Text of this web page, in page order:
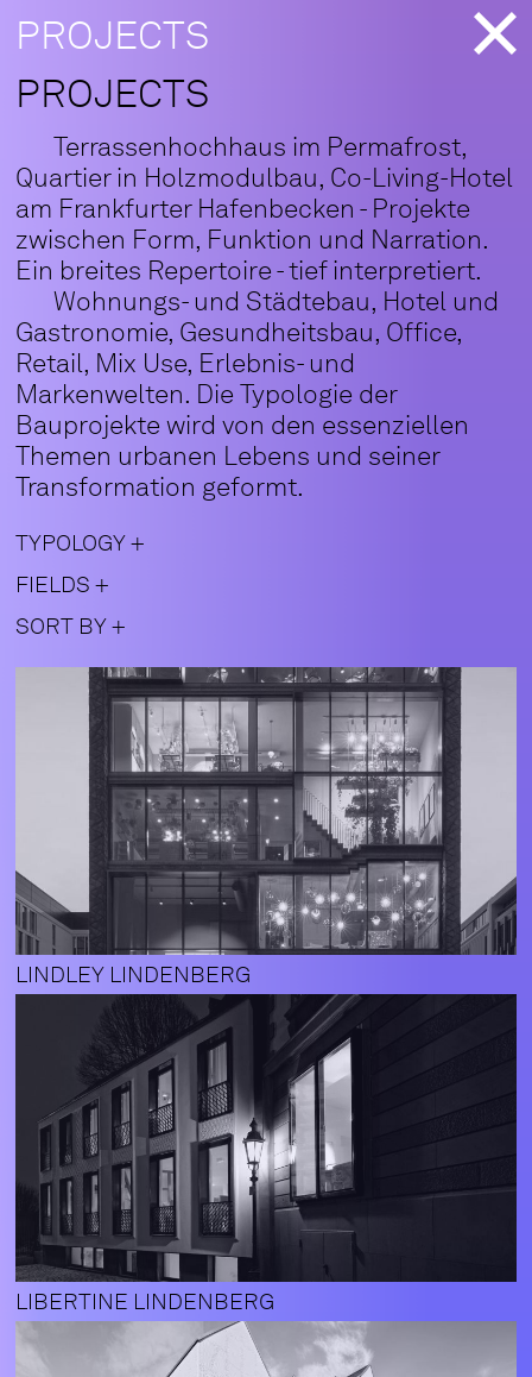
PROJECTS
Terrassenhochhaus im Permafrost,
Quartier in Holzmodulbau, Co-Living-Hotel
am Frankfurter Hafenbecken - Projekte
zwischen Form, Funktion und Narration.
Ein breites Repertoire - tief interpretiert.
Wohnungs- und Städtebau, Hotel und
Gastronomie, Gesundheitsbau, Office,
Retail, Mix Use, Erlebnis- und
Markenwelten. Die Typologie der
Bauprojekte wird von den essenziellen
Themen urbanen Lebens und seiner
Transformation geformt.
TYPOLOGY
FIELDS
SORT BY
LINDLEY LINDENBERG
LIBERTINE LINDENBERG
PROJECTS